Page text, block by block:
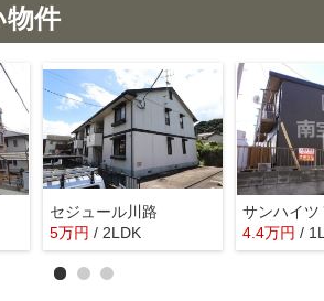
物件
セジュール川路
5万円 / 2LDK
サンハイツ
4.4万円 /